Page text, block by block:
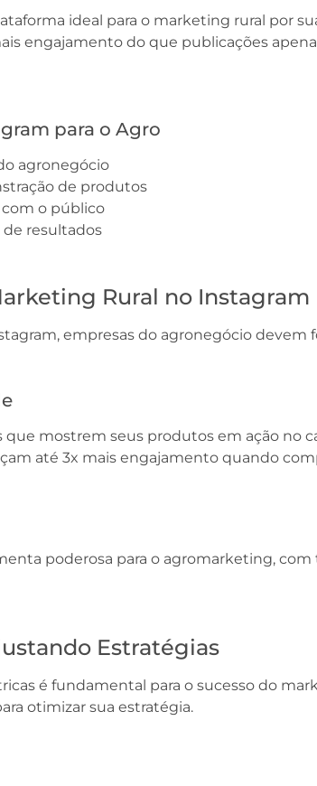
ideal para o marketing rural por
engajamento do que publicações
para o Agro
agronegócio
de produtos
o público
de resultados
Rural no Instagram
empresas do agronegócio devem
mostrem seus produtos em ação no
até 3x mais engajamento quando
poderosa para o agromarketing,
Estratégias
é fundamental para o sucesso do
otimizar sua estratégia.